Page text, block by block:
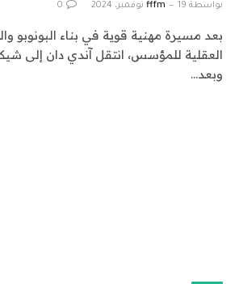
بواسطة fffm 19 نوفمبر، 2024 0
بعد مسيرة مهنية قوية في بناء البونوبو
العقلية للمؤسس، انتقل آندي دان إلى
وبعد…